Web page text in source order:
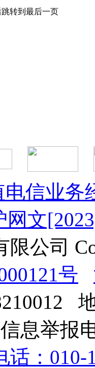
跳转到最后一页
电信业务
网文
公司
号
息举报
：010-